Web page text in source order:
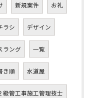
新規案件 お礼
ラシ デザイン
ラング 一覧
き順 水道屋
級管工事施工管理技士